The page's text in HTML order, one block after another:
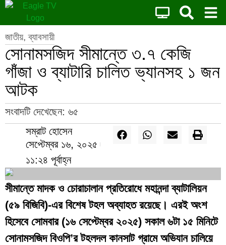
জাতীয়,ব্যাবসায়ী
সোনামসজিদ সীমান্তে ৩.৭ কেজি
গাঁজা ও ব্যাটারি চালিত ভ্যানসহ ১ জন
আটক
সংবাদটি দেখেছেন: ৬৫
সম্রাট হোসেন
সেপ্টেম্বর ১৬, ২০২৫
১১:২৪ পূর্বাহ্ন
সীমান্তে মাদক ও চোরাচালান প্রতিরোধে মহানন্দা ব্যাটালিয়ন
(৫৯ বিজিবি)-এর বিশেষ টহল অব্যাহত রয়েছে। এরই অংশ
হিসেবে সোমবার (১৬ সেপ্টেম্বর ২০২৫) সকাল ৬টা ১৫ মিনিটে
সোনামসজিদ বিওপি’র টহলদল কানসাট গ্রামে অভিযান চালিয়ে